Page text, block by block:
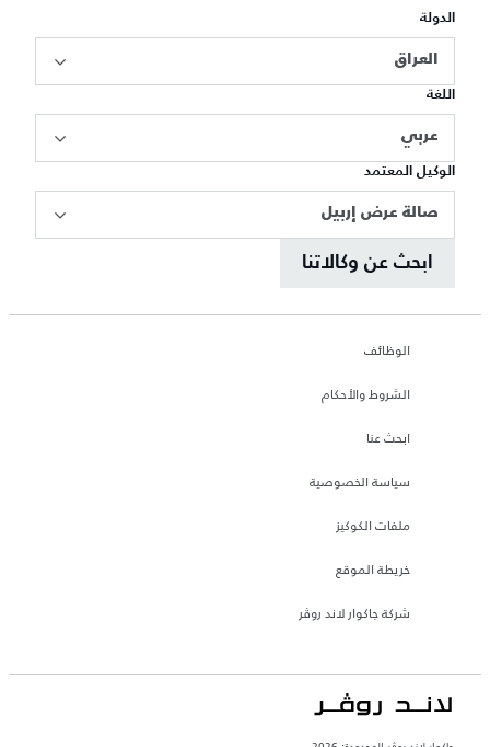
الدولة
العراق
اللغة
عربي
الوكيل المعتمد
صالة عرض إربيل
ابحث عن وكالاتنا
الوظائف
الشروط والأحكام
ابحث عنا
سياسة الخصوصية
ملفات الكوكيز
خريطة الموقع
شركة جاكوار لاند روڤر